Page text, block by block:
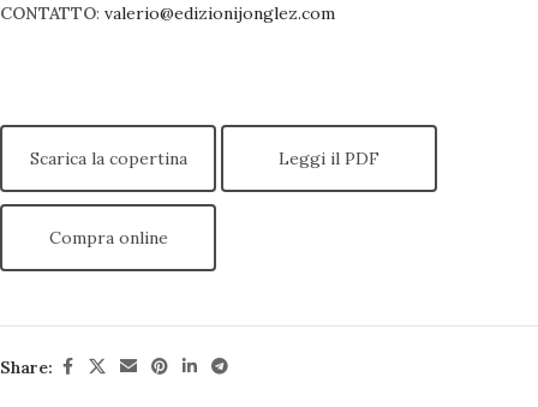
CONTATTO: valerio@edizionijonglez.com
Scarica la copertina Leggi il PDF
Compra online
Share: